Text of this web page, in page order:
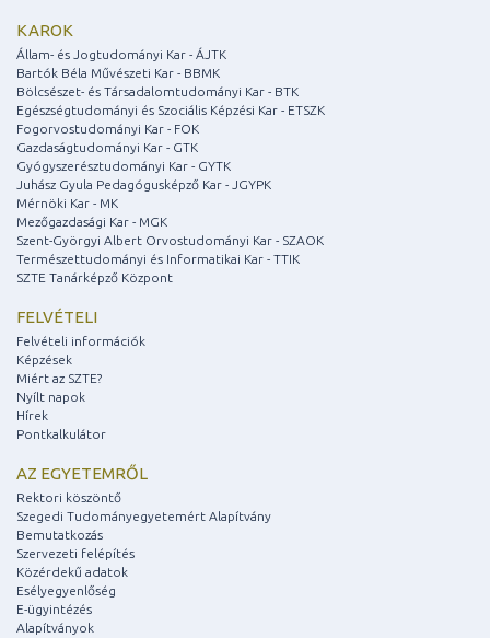
KAROK
Állam- és Jogtudományi Kar - ÁJTK
Bartók Béla Művészeti Kar - BBMK
Bölcsészet- és Társadalomtudományi Kar - BTK
Egészségtudományi és Szociális Képzési Kar - ETSZK
Fogorvostudományi Kar - FOK
Gazdaságtudományi Kar - GTK
Gyógyszerésztudományi Kar - GYTK
Juhász Gyula Pedagógusképző Kar - JGYPK
Mérnöki Kar - MK
Mezőgazdasági Kar - MGK
Szent-Györgyi Albert Orvostudományi Kar - SZAOK
Természettudományi és Informatikai Kar - TTIK
SZTE Tanárképző Központ
FELVÉTELI
Felvételi információk
Képzések
Miért az SZTE?
Nyílt napok
Hírek
Pontkalkulátor
AZ EGYETEMRŐL
Rektori köszöntő
Szegedi Tudományegyetemért Alapítvány
Bemutatkozás
Szervezeti felépítés
Közérdekű adatok
Esélyegyenlőség
E-ügyintézés
Alapítványok